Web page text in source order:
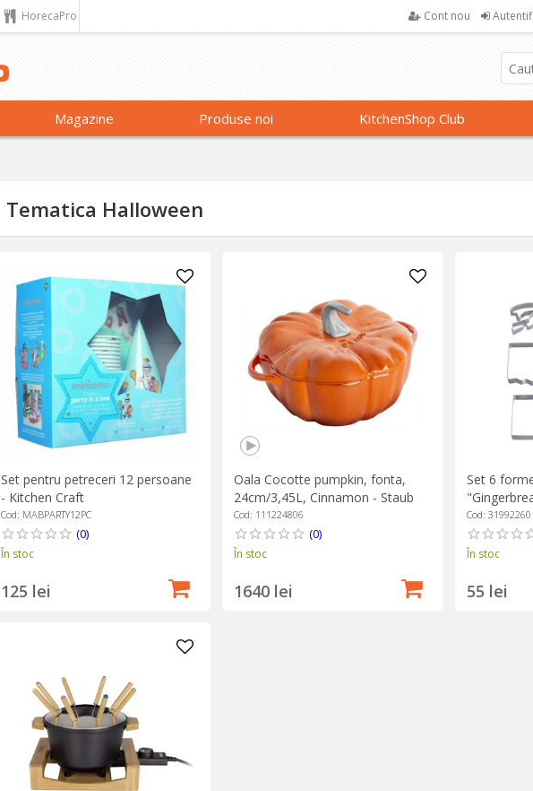
HorecaPro Cont nou
Magazine Produse noi KitchenShop Club
Tematica Halloween
Set pentru petreceri 12 persoane
- Kitchen Craft
Cod: MABPARTY12PC
(0)
În stoc
125 lei
Oala Cocotte pumpkin, fonta,
24cm/3,45L, Cinnamon - Staub
Cod: 111224806
(0)
În stoc
1640 lei
Set 6
Cod: 31992260
În stoc
55 lei